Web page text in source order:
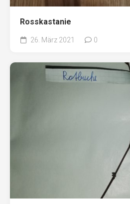
Rosskastanie
26. März 2021 0